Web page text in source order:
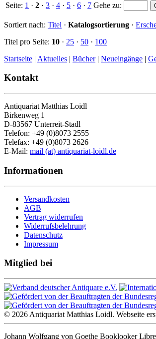
Seite: 1 · 2 · 3 · 4 · 5 · 6 · 7 Gehe zu:
Sortiert nach: Titel · Katalogsortierung ·
Titel pro Seite: 10 · 25 · 50 · 100
Startseite | Aktuelles | Bücher| Neueingänge |
Kontakt
Antiquariat Matthias Loidl
Birkenweg 1
D-83567 Unterreit-Stadl
Telefon: +49 (0)8073 2555
Telefax: +49 (0)8073 2626
E-Mail: mail (at) antiquariat-loidl.de
Informationen
Versandkosten
AGB
Vertrag widerrufen
Widerrufsbelehrung
Datenschutz
Impressum
Mitglied bei
© 2026 Antiquariat Matthias Loidl. Webseite
Johann Wolfgang von Goethe Booklooker